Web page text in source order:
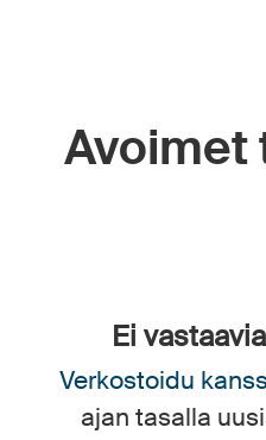
Avoimet
Ei
Verkostoidu
ajan tasalla